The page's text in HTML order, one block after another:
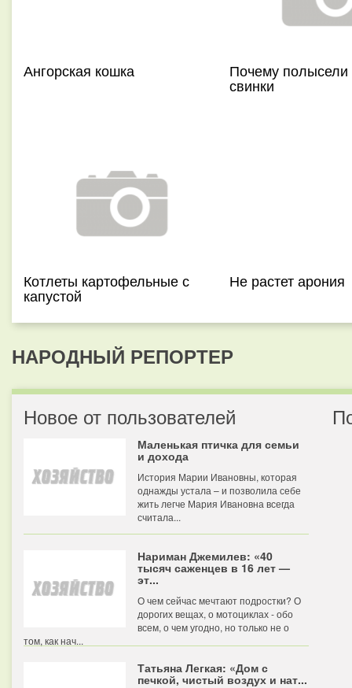
Ангорская кошка Почему полысели
свинки
Котлеты картофельные с
капустой
Не растет арония
НАРОДНЫЙ РЕПОРТЕР
Новое от пользователей
Маленькая птичка для семьи
и дохода
История Марии Ивановны, которая
однажды устала – и позволила себе
жить легче Мария Ивановна всегда
считала...
Нариман Джемилев: «40
тысяч саженцев в 16 лет —
эт...
О чем сейчас мечтают подростки? О
дорогих вещах, о мотоциклах - обо
всем, о чем угодно, но только не о
том, как нач...
Татьяна Легкая: «Дом с
печкой, чистый воздух и нат...